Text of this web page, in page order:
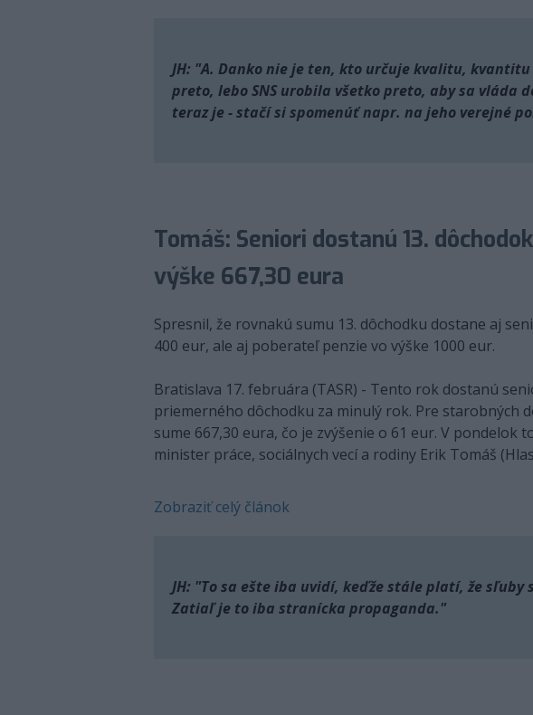
JH: "A. Danko nie je ten, kto určuje kvalitu,
preto, lebo SNS urobila všetko preto, aby sa vláda
teraz je - stačí si spomenúť napr. na jeho verejné
Tomáš: Seniori dostanú 13.
výške 667,30 eura
Spresnil, že rovnakú sumu 13. dôchodku dostane aj
400 eur, ale aj poberateľ penzie vo výške 1000 eur.
Bratislava 17. februára (TASR) - Tento rok dostanú
priemerného dôchodku za minulý rok. Pre starobných
sume 667,30 eura, čo je zvýšenie o 61 eur. V pondelok
minister práce, sociálnych vecí a rodiny Erik Tomáš
Zobraziť celý článok
JH: "To sa ešte iba uvidí, keďže stále platí, že sľuby
Zatiaľ je to iba stranícka propaganda."